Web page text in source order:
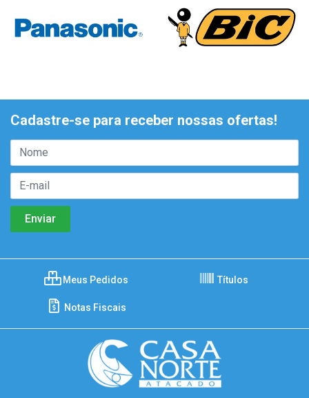
Cadastre-se para receber nossas ofertas!
Meus Pedidos Títulos
Notas Fiscais